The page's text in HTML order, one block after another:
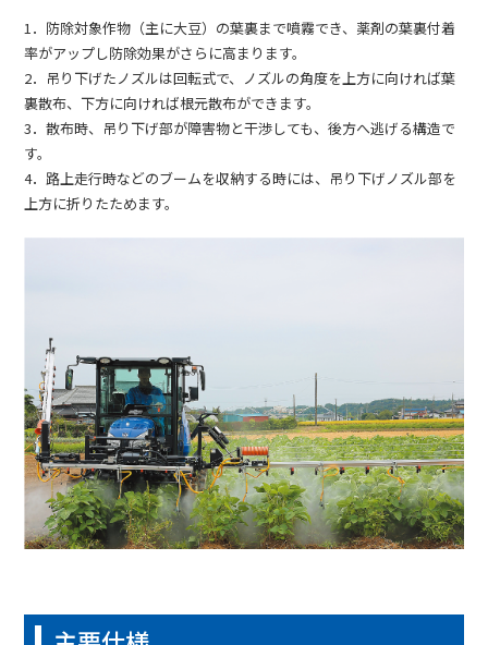
1．防除対象作物（主に大豆）の葉裏まで噴霧でき、薬剤の葉裏付着
率がアップし防除効果がさらに高まります。
2．吊り下げたノズルは回転式で、ノズルの角度を上方に向ければ葉
裏散布、下方に向ければ根元散布ができます。
3．散布時、吊り下げ部が障害物と干渉しても、後方へ逃げる構造で
す。
4．路上走行時などのブームを収納する時には、吊り下げノズル部を
上方に折りたためます。